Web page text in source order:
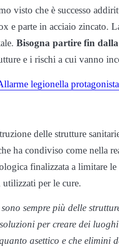
visto che è successo
e parte in acciaio zincato.
Bisogna partire fin
e i rischi a cui vanno
delle strutture
ha condiviso come nella
finalizzata a limitare
per le cure.
sempre più delle
per creare dei
asettico e che